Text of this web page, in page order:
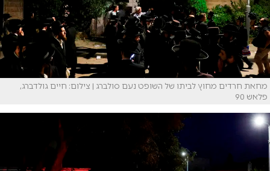
מחאת חרדים מחוץ לביתו של השופט נעם סולברג | צילום: חיים גולדברג,
פלאש 90